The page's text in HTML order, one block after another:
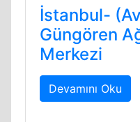
İstanbul-
Güngören
Merkezi
Devamını Oku